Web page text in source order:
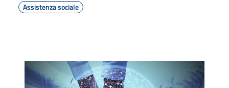
Assistenza sociale